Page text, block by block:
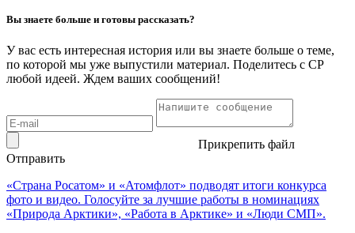
Вы знаете больше и готовы рассказать?
У вас есть интересная история или вы знаете больше о теме,
по которой мы уже выпустили материал. Поделитесь с СР
любой идеей. Ждем ваших сообщений!
Прикрепить файл
Отправить
«Страна Росатом» и «Атомфлот» подводят итоги конкурса
фото и видео. Голосуйте за лучшие работы в номинациях
«Природа Арктики», «Работа в Арктике» и «Люди СМП».